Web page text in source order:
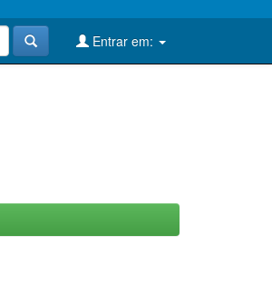
Entrar em: